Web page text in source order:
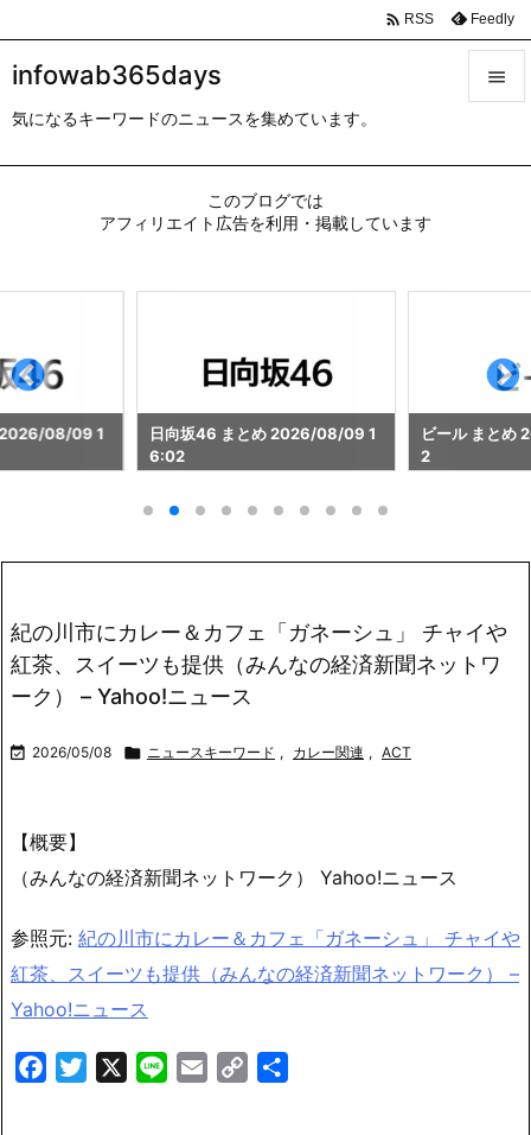
infowab365days
気になるキーワードのニュースを集めています。


検索
 RSS Feedly
このブログでは
アフィリエイト広告を利用・掲載しています
2026/08/09 1
日向坂46 まとめ 2026/08/09 1
6:02
ビール まと
2
紀の川市にカレー＆カフェ「ガネーシュ」 チャイや
紅茶、スイーツも提供（みんなの経済新聞ネットワ
ーク） – Yahoo!ニュース
 2026/05/08  ニュースキーワード , カレー関連 , ACT
【概要】
（みんなの経済新聞ネットワーク） Yahoo!ニュース
参照元: 紀の川市にカレー＆カフェ「ガネーシュ」 チャイや
紅茶、スイーツも提供（みんなの経済新聞ネットワーク） –
Yahoo!ニュース
FacebookTwitter Line Email
Copy